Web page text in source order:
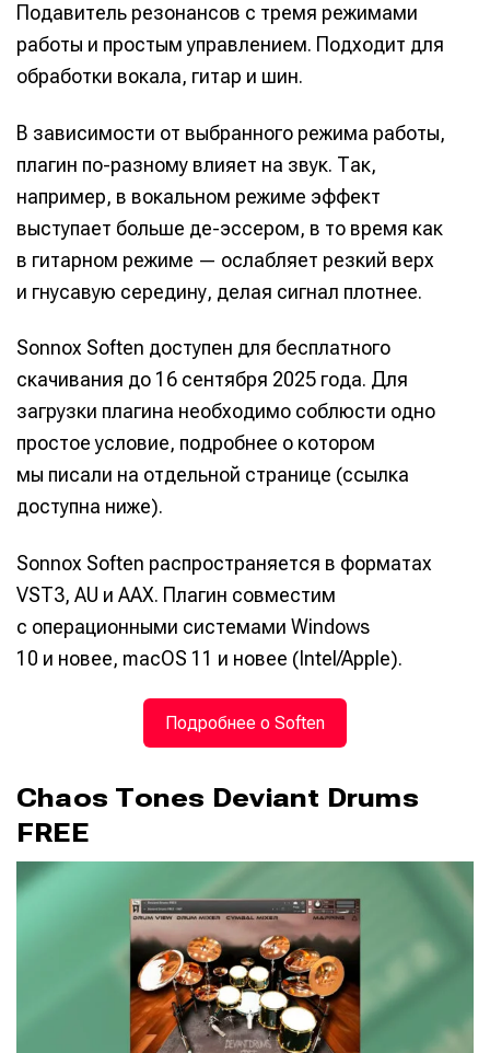
Подавитель резонансов с тремя режимами
работы и простым управлением. Подходит для
обработки вокала, гитар и шин.
В зависимости от выбранного режима работы,
плагин по-разному влияет на звук. Так,
например, в вокальном режиме эффект
выступает больше де-эссером, в то время как
в гитарном режиме — ослабляет резкий верх
и гнусавую середину, делая сигнал плотнее.
Sonnox Soften доступен для бесплатного
скачивания до 16 сентября 2025 года. Для
загрузки плагина необходимо соблюсти одно
простое условие, подробнее о котором
мы писали на отдельной странице (ссылка
доступна ниже).
Sonnox Soften распространяется в форматах
VST3, AU и AAX. Плагин совместим
с операционными системами Windows
10 и новее, macOS 11 и новее (Intel/Apple).
Подробнее о Soften
Chaos Tones Deviant Drums
FREE